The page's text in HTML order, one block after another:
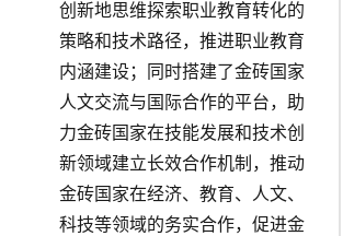
创新地思维探索职业教育转化的
策略和技术路径，推进职业教育
内涵建设；同时搭建了金砖国家
人文交流与国际合作的平台，助
力金砖国家在技能发展和技术创
新领域建立长效合作机制，推动
金砖国家在经济、教育、人文、
科技等领域的务实合作，促进金